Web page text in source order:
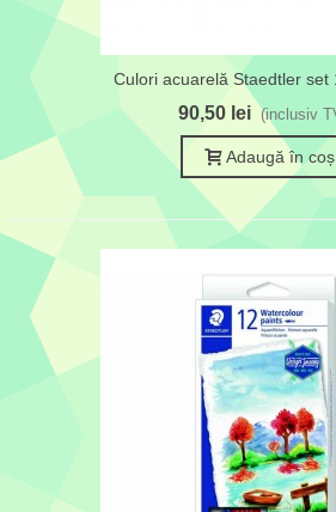
Culori acuarelă Staedtler set
90,50 lei (inclusiv
Adaugă în coș